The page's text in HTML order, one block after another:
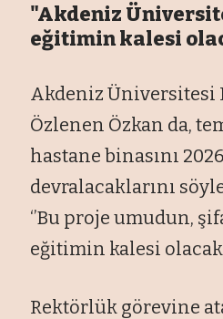
"Akdeniz
eğitimin kalesi
Akdeniz Üniversitesi
Özlenen Özkan da,
hastane binasını
devralacaklarını
‘’Bu proje umudun,
eğitimin kalesi
Rektörlük görevine